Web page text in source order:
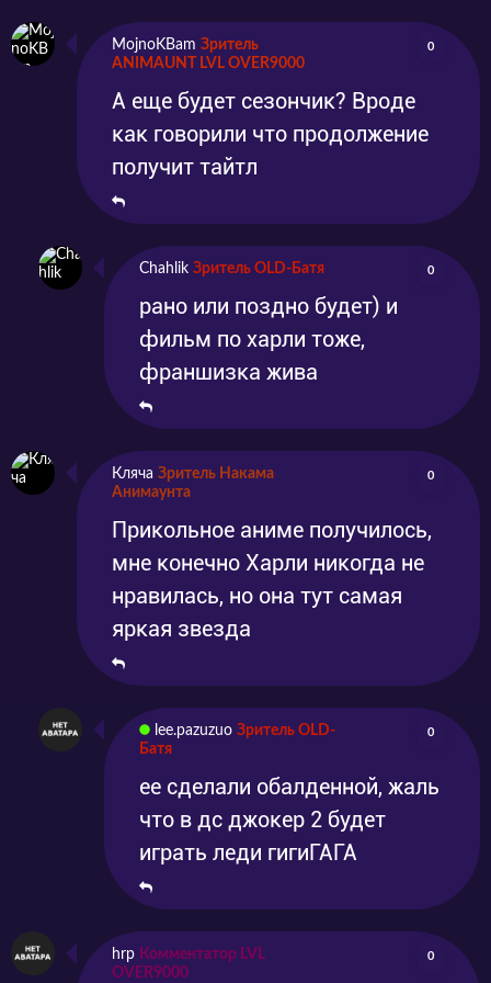
MojnoKBam Зритель
ANIMAUNT LVL OVER9000
0
А еще будет сезончик? Вроде
как говорили что продолжение
получит тайтл
Chahlik Зритель OLD-Батя 0
рано или поздно будет) и
фильм по харли тоже,
франшизка жива
Кляча Зритель Накама
Анимаунта
0
Прикольное аниме получилось,
мне конечно Харли никогда не
нравилась, но она тут самая
яркая звезда
lee.pazuzuo Зритель OLD-
Батя
0
ее сделали обалденной, жаль
что в дс джокер 2 будет
играть леди гигиГАГА
hrp Комментатор LVL
OVER9000
0